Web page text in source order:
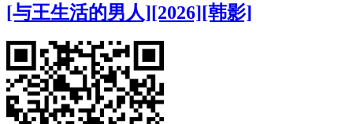
[与王生活的男人][2026][韩影]